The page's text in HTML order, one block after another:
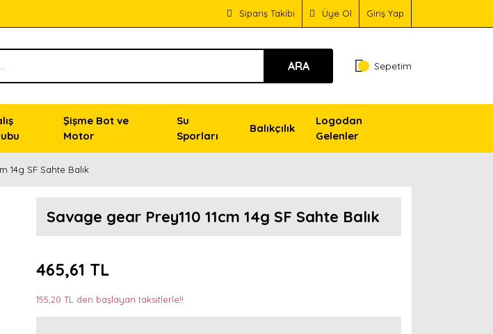
Sipariş Takibi Üye Ol Giriş Yap
ARA Sepetim
Şişme Bot ve
Motor
Su
Sporları
Balıkçılık
Logodan
Gelenler
14g SF Sahte Balık
Savage gear Prey110 11cm 14g SF Sahte Balık
465,61 TL
155,20 TL den başlayan taksitlerle!!